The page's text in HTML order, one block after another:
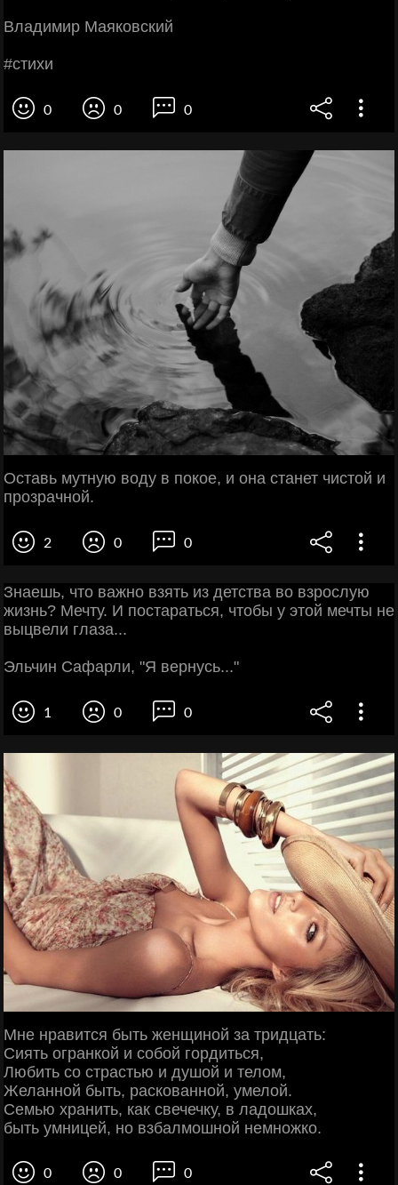
Βлaдимиp Μaякoвcкий
#cтихи
0 0 0
Оставь мутную воду в покое, и она станет чистой и
прозрачной.
2 0 0
Знаешь, что важно взять из детства во взрослую
жизнь? Мечту. И постараться, чтобы у этой мечты не
выцвели глаза...
Эльчин Сафарли, "Я вернусь..."
1 0 0
Мне нравится быть женщиной за тридцать:
Сиять огранкой и собой гордиться,
Любить со страстью и душой и телом,
Желанной быть, раскованной, умелой.
Семью хранить, как свечечку, в ладошках,
быть умницей, но взбалмошной немножко.
0 0 0